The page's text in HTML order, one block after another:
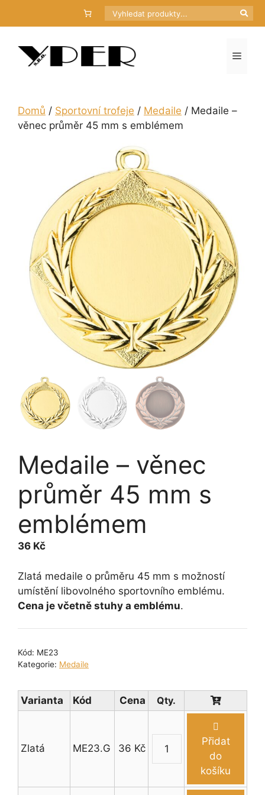
Hledat
Menu
Domů / Sportovní trofeje / Medaile / Medaile –
věnec průměr 45 mm s emblémem
Medaile – věnec
průměr 45 mm s
emblémem
36 Kč
Zlatá medaile o průměru 45 mm s možností
umístění libovolného sportovního emblému.
Cena je včetně stuhy a emblému.
Kód: ME23
Kategorie: Medaile
Varianta Kód Cena
Zlatá ME23.G 36 Kč
Medaile
věnec
Přidat
do
košíku